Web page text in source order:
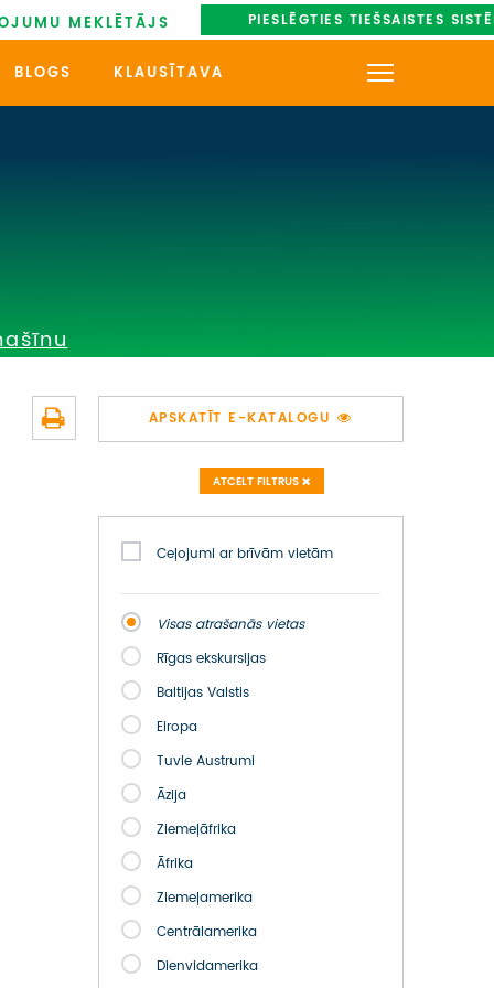
MEKLĒTĀJS PIESLĒGTIES TIEŠSAISTES
BLOGS KLAUSĪTAVA
IMPRO KONKURSI
PIRMSLĪGUMA INFORMĀCIJA,
KLIENTA LĪGUMS,
CEĻOJUMU APDROŠINĀŠANA
ATSAUKSMES PAR CEĻOJUMU
VĪZU ANKETAS
PIEMIŅAS ISTABA
IMPRO PRIVĀTUMA POLITIKA
APSKATĪT E-KATALOGU
ATCELT FILTRUS
Ceļojumi ar brīvām vietām
Visas atrašanās vietas
Rīgas ekskursijas
Baltijas Valstis
Eiropa
Tuvie Austrumi
Āzija
Ziemeļāfrika
Āfrika
Ziemeļamerika
Centrālamerika
Dienvidamerika